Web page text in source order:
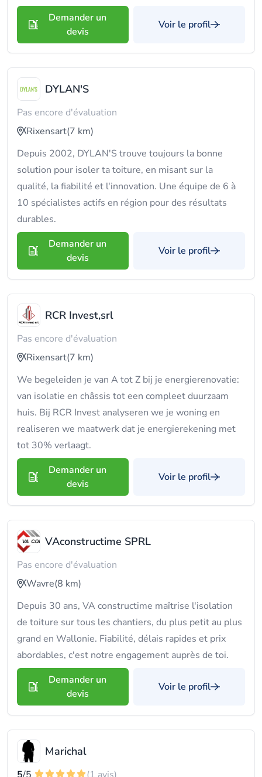
Demander un
devis
Voir le profil
DYLAN'S
Pas encore d'évaluation
Rixensart(7 km)
Depuis 2002, DYLAN'S trouve toujours la bonne
solution pour isoler ta toiture, en misant sur la
qualité, la fiabilité et l'innovation. Une équipe de 6 à
10 spécialistes actifs en région pour des résultats
durables.
Demander un
devis
Voir le profil
RCR Invest,srl
Pas encore d'évaluation
Rixensart(7 km)
We begeleiden je van A tot Z bij je energierenovatie:
van isolatie en châssis tot een compleet duurzaam
huis. Bij RCR Invest analyseren we je woning en
realiseren we maatwerk dat je energierekening met
tot 30% verlaagt.
Demander un
devis
Voir le profil
VAconstructime SPRL
Pas encore d'évaluation
Wavre(8 km)
Depuis 30 ans, VA constructime maîtrise l'isolation
de toiture sur tous les chantiers, du plus petit au plus
grand en Wallonie. Fiabilité, délais rapides et prix
abordables, c'est notre engagement auprès de toi.
Demander un
devis
Voir le profil
Marichal